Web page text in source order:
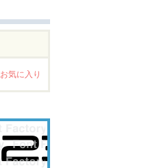
お気に入り